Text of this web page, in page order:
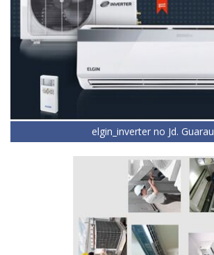
elgin_inverter no Jd. Guarau